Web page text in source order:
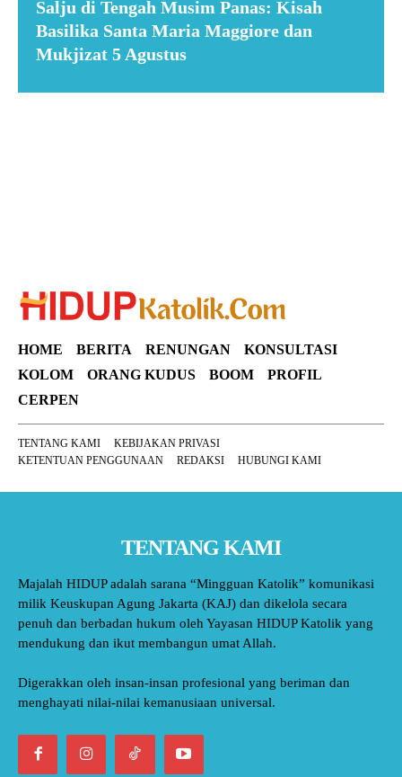
Salju di Tengah Musim Panas: Kisah
Basilika Santa Maria Maggiore dan
Mukjizat 5 Agustus
HOME BERITA RENUNGAN
KONSULTASI
KOLOM
ORANG KUDUS BOOM
PROFIL
CERPEN
TENTANG KAMI
KEBIJAKAN PRIVASI
KETENTUAN PENGGUNAAN
REDAKSI HUBUNGI KAMI
TENTANG KAMI
Majalah HIDUP adalah sarana “Mingguan Katolik” komunikasi
milik Keuskupan Agung Jakarta (KAJ) dan dikelola secara
penuh dan berbadan hukum oleh Yayasan HIDUP Katolik yang
mendukung dan ikut membangun umat Allah.
Digerakkan oleh insan-insan profesional yang beriman dan
menghayati nilai-nilai kemanusiaan universal.